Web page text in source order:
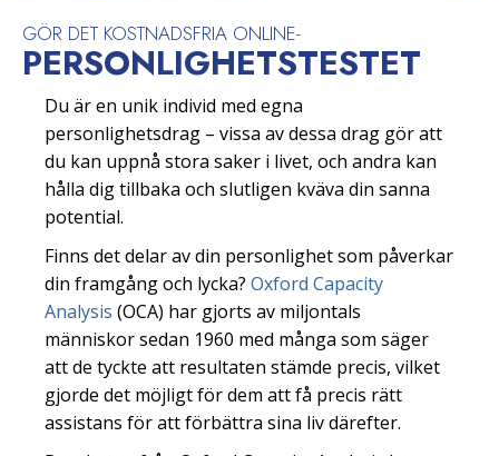
GÖR DET KOSTNADSFRIA ONLINE-
PERSONLIGHETS­TESTET
Du är en unik individ med egna
personlighetsdrag – vissa av dessa drag gör att
du kan uppnå stora saker i livet, och andra kan
hålla dig tillbaka och slutligen kväva din sanna
potential.
Finns det delar av din personlighet som påverkar
din framgång och lycka? Oxford Capacity
Analysis (OCA) har gjorts av miljontals
människor sedan 1960 med många som säger
att de tyckte att resultaten stämde precis, vilket
gjorde det möjligt för dem att få precis rätt
assistans för att förbättra sina liv därefter.